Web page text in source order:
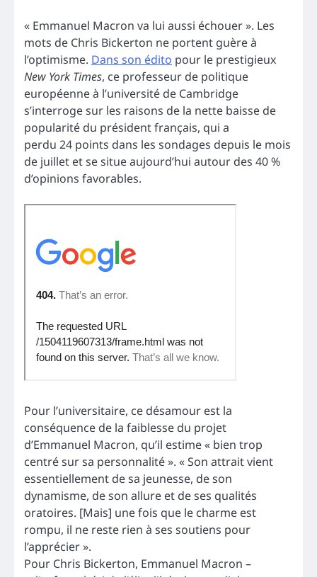
« Emmanuel Macron va lui aussi échouer ». Les
mots de Chris Bickerton ne portent guère à
l’optimisme. Dans son édito pour le prestigieux
New York Times, ce professeur de politique
européenne à l’université de Cambridge
s’interroge sur les raisons de la nette baisse de
popularité du président français, qui a
perdu 24 points dans les sondages depuis le mois
de juillet et se situe aujourd’hui autour des 40 %
d’opinions favorables.
Pour l’universitaire, ce désamour est la
conséquence de la faiblesse du projet
d’Emmanuel Macron, qu’il estime « bien trop
centré sur sa personnalité ». « Son attrait vient
essentiellement de sa jeunesse, de son
dynamisme, de son allure et de ses qualités
oratoires. [Mais] une fois que le charme est
rompu, il ne reste rien à ses soutiens pour
l’apprécier ».
Pour Chris Bickerton, Emmanuel Macron –